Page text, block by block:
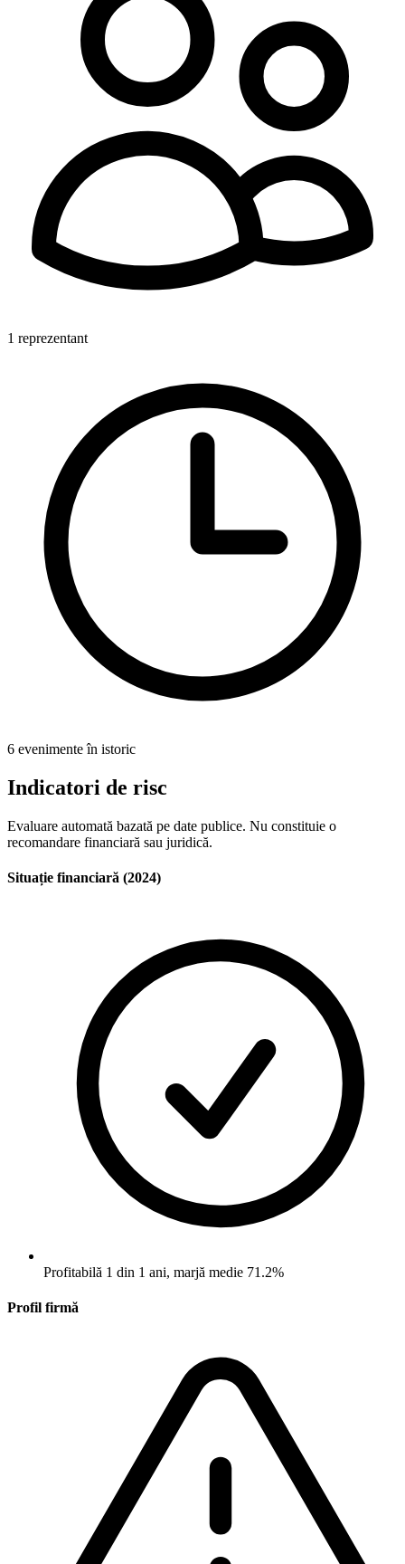
1 reprezentant
6 evenimente în istoric
Indicatori de risc
Evaluare automată bazată pe date publice. Nu constituie o
recomandare financiară sau juridică.
Situație financiară (2024)
Profitabilă 1 din 1 ani, marjă medie 71.2%
Profil firmă